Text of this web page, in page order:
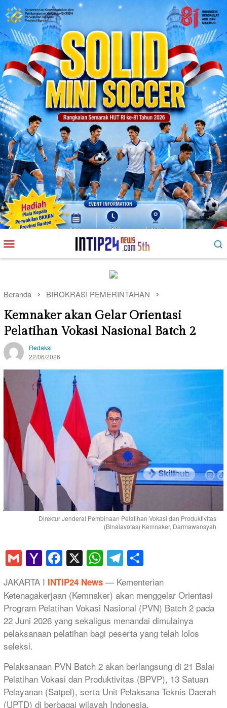
ke
kontenMobile
Beranda BIROKRASI PEMERINTAHAN
Kemnaker akan Gelar Orientasi
Pelatihan Vokasi Nasional Batch 2
Redaksi
22/06/2026
Direktur Jenderal Pembinaan Pelatihan Vokasi dan Produktivitas
(Binalavotas) Kemnaker, Darmawansyah
GmailYahoo
Mail
Facebook
X WhatsApp
Telegram
JAKARTA I INTIP24 News — Kementerian
Ketenagakerjaan (Kemnaker) akan menggelar Orientasi
Program Pelatihan Vokasi Nasional (PVN) Batch 2 pada
22 Juni 2026 yang sekaligus menandai dimulainya
pelaksanaan pelatihan bagi peserta yang telah lolos
seleksi.
Pelaksanaan PVN Batch 2 akan berlangsung di 21 Balai
Pelatihan Vokasi dan Produktivitas (BPVP), 13 Satuan
Pelayanan (Satpel), serta Unit Pelaksana Teknis Daerah
(UPTD) di berbagai wilayah Indonesia.